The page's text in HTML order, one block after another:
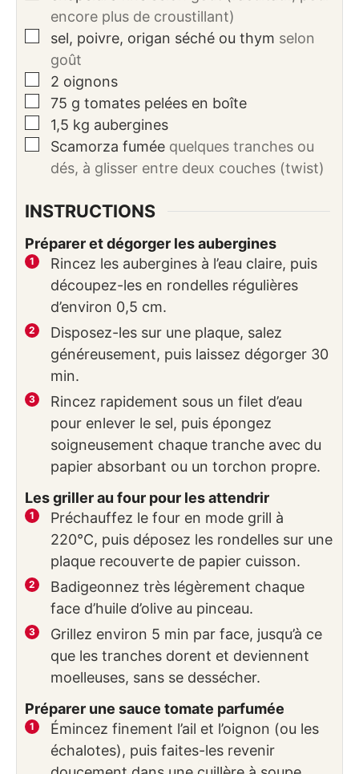
encore plus de croustillant)
▢
sel, poivre, origan séché ou thym selon
goût
▢
2 oignons
▢
75 g tomates pelées en boîte
▢
1,5 kg aubergines
▢
Scamorza fumée quelques tranches ou
dés, à glisser entre deux couches (twist)
INSTRUCTIONS
Préparer et dégorger les aubergines
Rincez les aubergines à l’eau claire, puis
découpez-les en rondelles régulières
d’environ 0,5 cm.
Disposez-les sur une plaque, salez
généreusement, puis laissez dégorger 30
min.
Rincez rapidement sous un filet d’eau
pour enlever le sel, puis épongez
soigneusement chaque tranche avec du
papier absorbant ou un torchon propre.
Les griller au four pour les attendrir
Préchauffez le four en mode grill à
220°C, puis déposez les rondelles sur une
plaque recouverte de papier cuisson.
Badigeonnez très légèrement chaque
face d’huile d’olive au pinceau.
Grillez environ 5 min par face, jusqu’à ce
que les tranches dorent et deviennent
moelleuses, sans se dessécher.
Préparer une sauce tomate parfumée
Émincez finement l’ail et l’oignon (ou les
échalotes), puis faites-les revenir